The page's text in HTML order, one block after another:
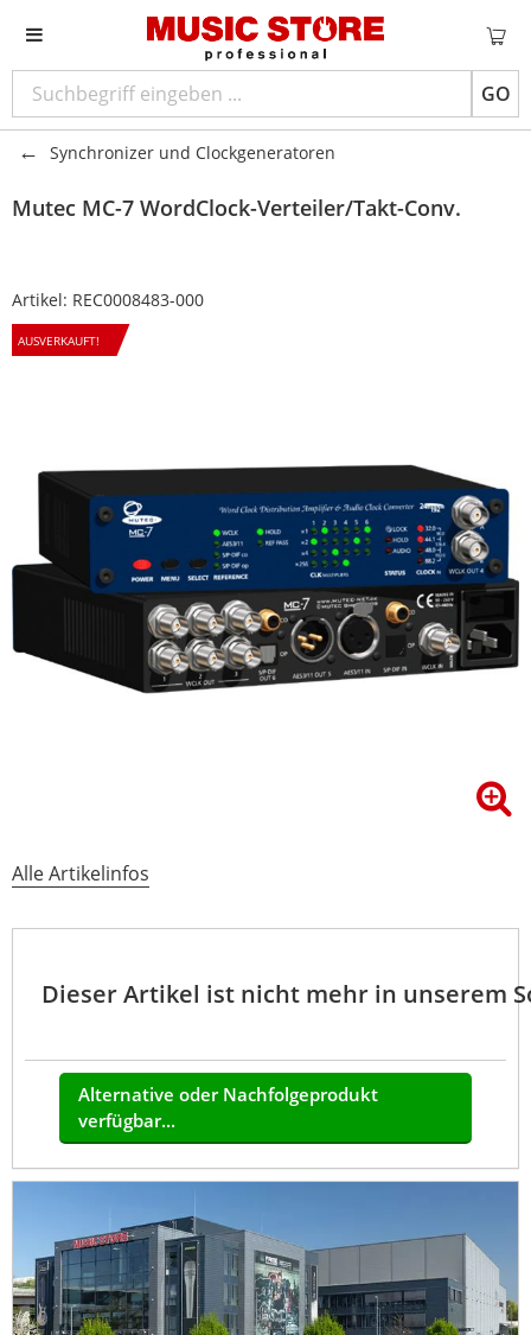
GO
Synchronizer und Clockgeneratoren
Mutec MC-7 WordClock-Verteiler/Takt-Conv.
Artikel: REC0008483-000
AUSVERKAUFT!
Alle Artikelinfos
Dieser Artikel ist nicht mehr in unserem
Alternative oder Nachfolgeprodukt
verfügbar...